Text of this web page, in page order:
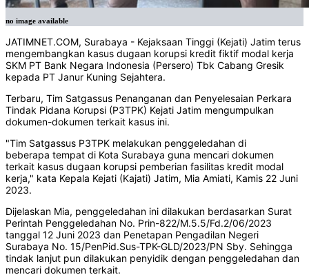
no image available
JATIMNET.COM, Surabaya - Kejaksaan Tinggi (Kejati) Jatim terus
mengembangkan kasus dugaan korupsi kredit fiktif modal kerja
SKM PT Bank Negara Indonesia (Persero) Tbk Cabang Gresik
kepada PT Janur Kuning Sejahtera.
Terbaru, Tim Satgassus Penanganan dan Penyelesaian Perkara
Tindak Pidana Korupsi (P3TPK) Kejati Jatim mengumpulkan
dokumen-dokumen terkait kasus ini.
"Tim Satgassus P3TPK melakukan penggeledahan di
beberapa tempat di Kota Surabaya guna mencari dokumen
terkait kasus dugaan korupsi pemberian fasilitas kredit modal
kerja," kata Kepala Kejati (Kajati) Jatim, Mia Amiati, Kamis 22 Juni
2023.
Dijelaskan Mia, penggeledahan ini dilakukan berdasarkan Surat
Perintah Penggeledahan No. Prin-822/M.5.5/Fd.2/06/2023
tanggal 12 Juni 2023 dan Penetapan Pengadilan Negeri
Surabaya No. 15/PenPid.Sus-TPK-GLD/2023/PN Sby. Sehingga
tindak lanjut pun dilakukan penyidik dengan penggeledahan dan
mencari dokumen terkait.